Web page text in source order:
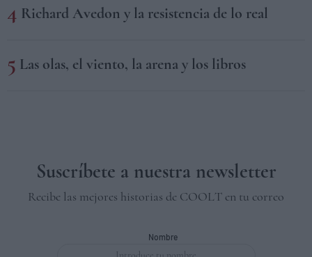
Richard Avedon y la resistencia de lo real
Las olas, el viento, la arena y los libros
Suscríbete a nuestra newsletter
Recibe las mejores historias de COOLT en tu correo
Nombre